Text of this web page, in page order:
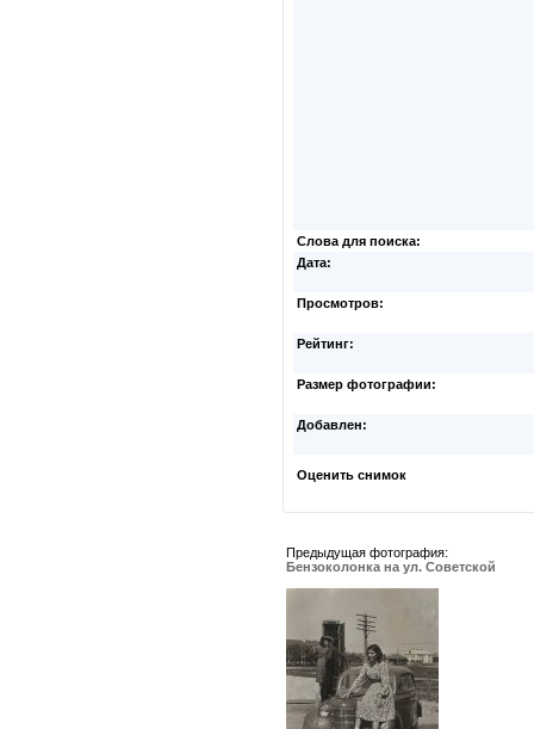
Слова для поиска:
Дата:
Просмотров:
Рейтинг:
Размер фотографии:
Добавлен:
Оценить снимок
Предыдущая фотография:
Бензоколонка на ул. Советской